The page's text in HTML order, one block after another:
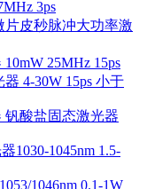
3ps
片皮秒脉冲大功率激
25MHz 15ps
4-30W 15ps 小于
钒酸盐固态激光器
1030-1045nm 1.5-
1046nm 0.1-1W